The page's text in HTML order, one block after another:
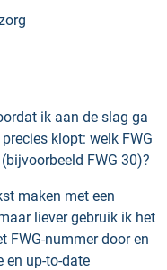
ik aan de slag ga
klopt: welk FWG
FWG 30)?
maken met een
liever gebruik ik het
FWG-nummer door en
en up-to-date